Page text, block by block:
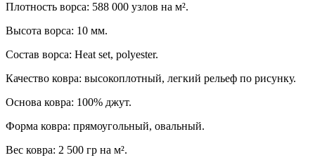
Плотность ворса: 588 000 узлов на м².
Высота ворса: 10 мм.
Состав ворса: Heat set, polyester.
Качество ковра: высокоплотный, легкий рельеф по рисунку.
Основа ковра: 100% джут.
Форма ковра: прямоугольный, овальный.
Вес ковра: 2 500 гр на м².